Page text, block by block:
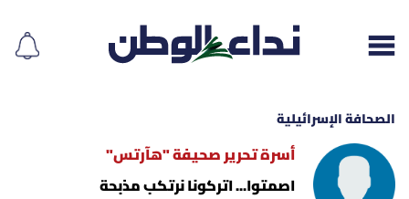
إقرأ الجريدة
الصحافة الإسرائيلية
أسرة تحرير صحيفة "هآرتس"
اصمتوا... اتركونا نرتكب مذبحة